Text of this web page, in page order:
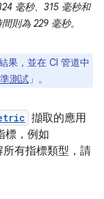
毫秒、315 毫秒和
則為 229 毫秒。
果，並在 CI 管道中
測試 」。
擷取的應用
標，例如
有指標類型，請